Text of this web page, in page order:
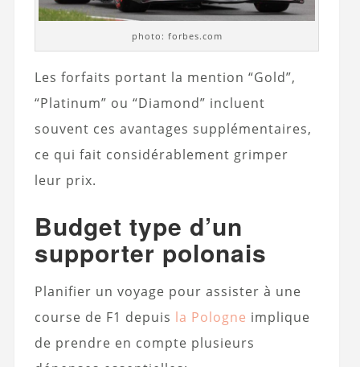
photo: forbes.com
Les forfaits portant la mention “Gold”,
“Platinum” ou “Diamond” incluent
souvent ces avantages supplémentaires,
ce qui fait considérablement grimper
leur prix.
Budget type d’un
supporter polonais
Planifier un voyage pour assister à une
course de F1 depuis la Pologne implique
de prendre en compte plusieurs